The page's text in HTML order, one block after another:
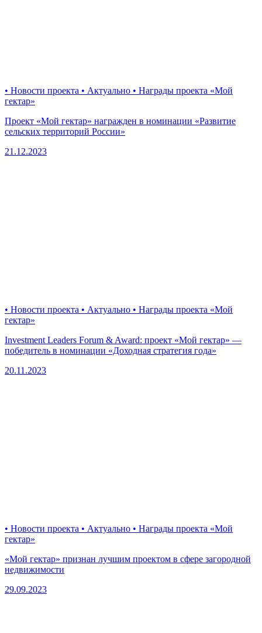
• Новости проекта • Актуально • Награды проекта «Мой
гектар»
Проект «Мой гектар» награжден в номинации «Развитие
сельских территорий России»
21.12.2023
• Новости проекта • Актуально • Награды проекта «Мой
гектар»
Investment Leaders Forum & Award: проект «Мой гектар» —
победитель в номинации «Доходная стратегия года»
20.11.2023
• Новости проекта • Актуально • Награды проекта «Мой
гектар»
«Мой гектар» признан лучшим проектом в сфере загородной
недвижимости
29.09.2023